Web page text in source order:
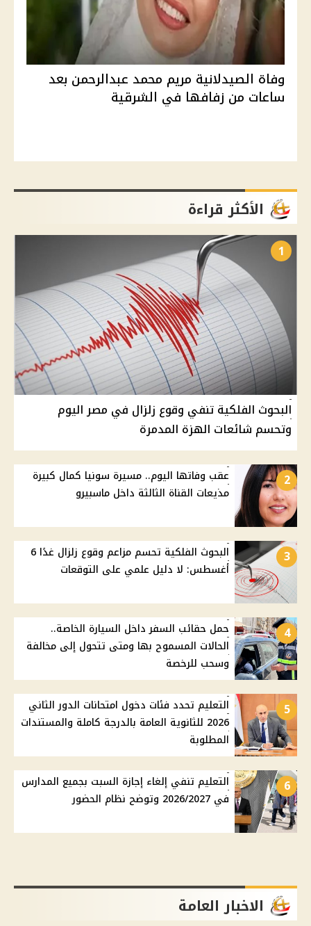
وفاة الصيدلانية مريم محمد عبدالرحمن بعد
ساعات من زفافها في الشرقية
الأكثر قراءة
1
البحوث الفلكية تنفي وقوع زلزال في مصر اليوم
وتحسم شائعات الهزة المدمرة
2
عقب وفاتها اليوم.. مسيرة سونيا كمال كبيرة
مذيعات القناة الثالثة داخل ماسبيرو
3
البحوث الفلكية تحسم مزاعم وقوع زلزال غدًا 6
أغسطس: لا دليل علمي على التوقعات
4
حمل حقائب السفر داخل السيارة الخاصة..
الحالات المسموح بها ومتى تتحول إلى مخالفة
وسحب للرخصة
5
التعليم تحدد فئات دخول امتحانات الدور الثاني
2026 للثانوية العامة بالدرجة كاملة والمستندات
المطلوبة
6
التعليم تنفي إلغاء إجازة السبت بجميع المدارس
في 2026/2027 وتوضح نظام الحضور
الاخبار العامة